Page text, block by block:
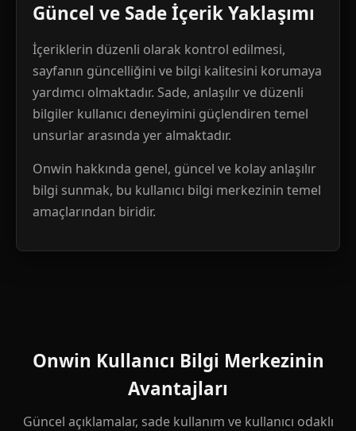
Güncel ve Sade İçerik Yaklaşımı
İçeriklerin düzenli olarak kontrol edilmesi,
sayfanın güncelliğini ve bilgi kalitesini korumaya
yardımcı olmaktadır. Sade, anlaşılır ve düzenli
bilgiler kullanıcı deneyimini güçlendiren temel
unsurlar arasında yer almaktadır.
Onwin hakkında genel, güncel ve kolay anlaşılır
bilgi sunmak, bu kullanıcı bilgi merkezinin temel
amaçlarından biridir.
Onwin Kullanıcı Bilgi Merkezinin
Avantajları
Güncel açıklamalar, sade kullanım ve kullanıcı odaklı